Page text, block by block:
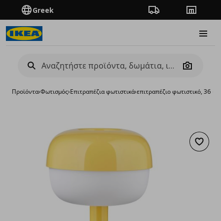
Greek Πορεία παραγγελίας
Camera
Προϊόντα›Φωτισμός›Επιτραπέζια φωτιστικά›επιτραπέζιο φωτιστικό, 36 cm